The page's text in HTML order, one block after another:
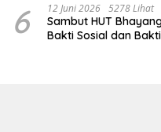
6 12 Juni 2026 5278 Lihat
Sambut HUT
Bakti Sosial dan